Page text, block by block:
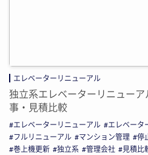
エレベーターリニューアル
独立系エレベーターリニュー
事・見積比較
エレベーターリニューアル エレベータ
フルリニューアル
マンション管理 停
巻上機更新
独立系 管理会社 見積比